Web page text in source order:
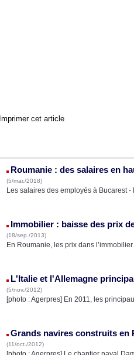
Imprimer cet article
Roumanie : des salaires en
(5/mar./2018)
Les salaires des employés à Bucarest
Immobilier : baisse des prix
(18/sep./2013)
En Roumanie, les prix dans
L'Italie et l'Allemagne
(5/nov./2012)
[photo : Agerpres] En 2011, les
Grands navires construits en
(11/oct./2012)